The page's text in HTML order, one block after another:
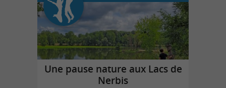
Une pause nature aux Lacs de
Nerbis